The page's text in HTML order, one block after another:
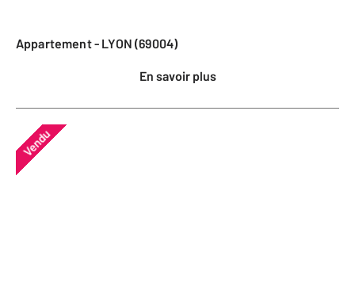
Appartement - LYON (69004)
En savoir plus
Vendu